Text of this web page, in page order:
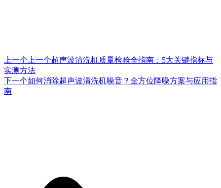
上一个 上一个超声波清洗机质量检验全指南：5大关键指标与
实测方法
下一个如何消除超声波清洗机噪音？全方位降噪方案与应用指
南